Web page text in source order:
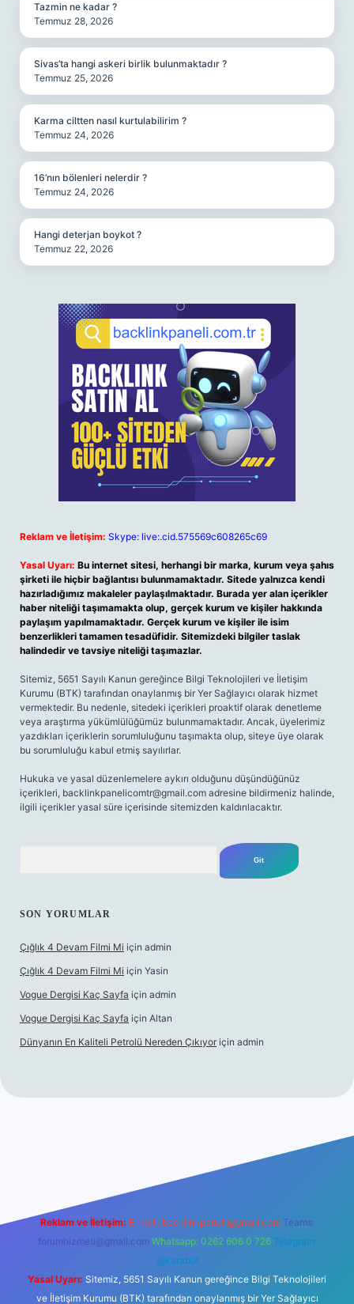
Tazmin ne kadar ?
Temmuz 28, 2026
Sivas’ta hangi askeri birlik bulunmaktadır ?
Temmuz 25, 2026
Karma ciltten nasıl kurtulabilirim ?
Temmuz 24, 2026
16’nın bölenleri nelerdir ?
Temmuz 24, 2026
Hangi deterjan boykot ?
Temmuz 22, 2026
Reklam ve İletişim: Skype: live:.cid.575569c608265c69
Yasal Uyarı: Bu internet sitesi, herhangi bir marka, kurum veya şahıs
şirketi ile hiçbir bağlantısı bulunmamaktadır. Sitede yalnızca kendi
hazırladığımız makaleler paylaşılmaktadır. Burada yer alan içerikler
haber niteliği taşımamakta olup, gerçek kurum ve kişiler hakkında
paylaşım yapılmamaktadır. Gerçek kurum ve kişiler ile isim
benzerlikleri tamamen tesadüfidir. Sitemizdeki bilgiler taslak
halindedir ve tavsiye niteliği taşımazlar.
Sitemiz, 5651 Sayılı Kanun gereğince Bilgi Teknolojileri ve İletişim
Kurumu (BTK) tarafından onaylanmış bir Yer Sağlayıcı olarak hizmet
vermektedir. Bu nedenle, sitedeki içerikleri proaktif olarak denetleme
veya araştırma yükümlülüğümüz bulunmamaktadır. Ancak, üyelerimiz
yazdıkları içeriklerin sorumluluğunu taşımakta olup, siteye üye olarak
bu sorumluluğu kabul etmiş sayılırlar.
Hukuka ve yasal düzenlemelere aykırı olduğunu düşündüğünüz
içerikleri, backlinkpanelicomtr@gmail.com adresine bildirmeniz halinde,
ilgili içerikler yasal süre içerisinde sitemizden kaldırılacaktır.
SON YORUMLAR
Çığlık 4 Devam Filmi Mi için admin
Çığlık 4 Devam Filmi Mi için Yasin
Vogue Dergisi Kaç Sayfa için admin
Vogue Dergisi Kaç Sayfa için Altan
Dünyanın En Kaliteli Petrolü Nereden Çıkıyor için admin
Reklam ve İletişim: E-mail: backlinkpaneli@gmail.com Teams:
forumhizmeti@gmail.com Whatsapp: 0262 606 0 726 Telegram:
@karabul
Yasal Uyarı: Sitemiz, 5651 Sayılı Kanun gereğince Bilgi Teknolojileri
ve İletişim Kurumu (BTK) tarafından onaylanmış bir Yer Sağlayıcı